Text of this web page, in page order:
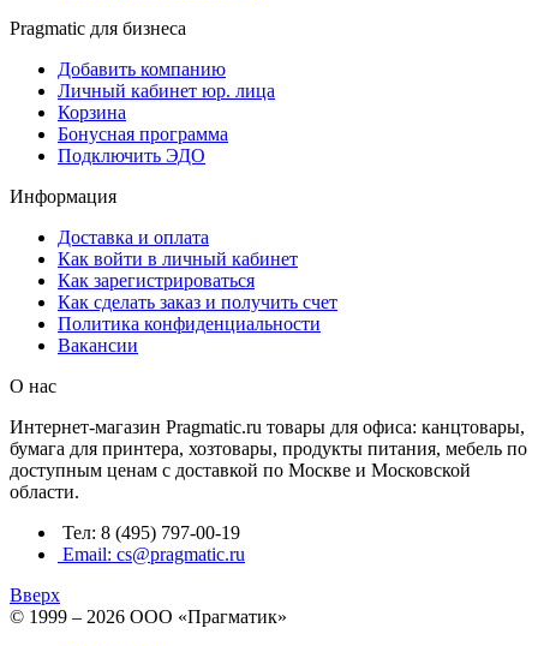
Pragmatic для бизнеса
Добавить компанию
Личный кабинет юр. лица
Корзина
Бонусная программа
Подключить ЭДО
Информация
Доставка и оплата
Как войти в личный кабинет
Как зарегистрироваться
Как сделать заказ и получить счет
Политика конфиденциальности
Вакансии
О нас
Интернет-магазин Pragmatic.ru товары для офиса: канцтовары,
бумага для принтера, хозтовары, продукты питания, мебель по
доступным ценам с доставкой по Москве и Московской
области.
Тел: 8 (495) 797-00-19
Email: cs@pragmatic.ru
Вверх
© 1999 – 2026 ООО «Прагматик»